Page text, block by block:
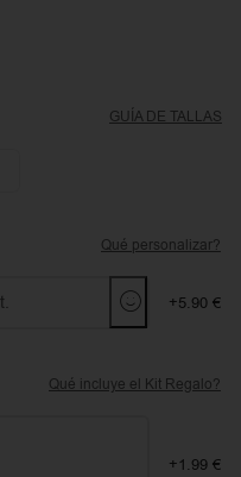
GUÍA DE TALLAS
Qué personalizar?
+5.90 €
Qué incluye el Kit Regalo?
+1.99 €